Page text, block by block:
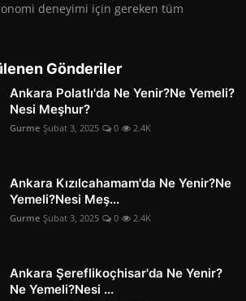
deneyimi için gereken tüm
Gönderiler
Ankara Polatlı'da Ne Yenir?Ne Yemeli?
Nesi Meşhur?
Gurme Şubat 3, 2025 0 2.4K
Ankara Kızılcahamam'da Ne Yenir?Ne
Yemeli?Nesi Meş...
Gurme Şubat 3, 2025 0 2.4K
Ankara Şereflikoçhisar'da Ne Yenir?
Ne Yemeli?Nesi ...